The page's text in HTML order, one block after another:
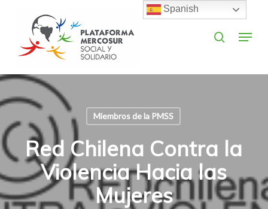
content
Menu
Miembros de la PMSS
Red Chilena Contra la
Violencia Hacia las
Mujeres
Close
Spanish